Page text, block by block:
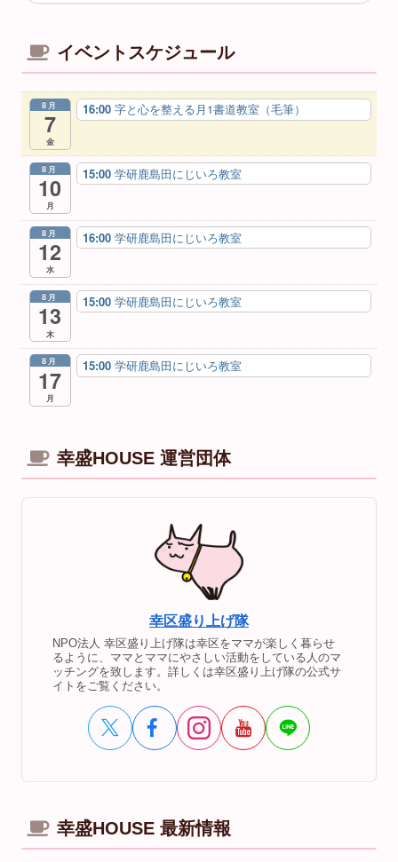
イベントスケジュール
8月
7
金
16:00 字と心を整える月1書道教室（毛筆）
8月
10
月
15:00 学研鹿島田にじいろ教室
8月
12
水
16:00 学研鹿島田にじいろ教室
8月
13
木
15:00 学研鹿島田にじいろ教室
8月
17
月
15:00 学研鹿島田にじいろ教室
幸盛HOUSE 運営団体
幸区盛り上げ隊
NPO法人 幸区盛り上げ隊は幸区をママが楽しく暮らせ
るように、ママとママにやさしい活動をしている人のマ
ッチングを致します。詳しくは幸区盛り上げ隊の公式サ
イトをご覧ください。
幸盛HOUSE 最新情報